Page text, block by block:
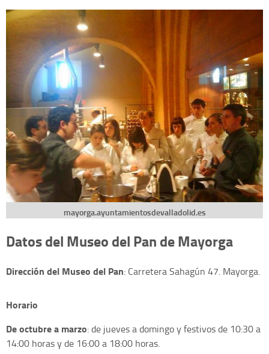
mayorga.ayuntamientosdevalladolid.es
Datos del Museo del Pan de Mayorga
Dirección del Museo del Pan: Carretera Sahagún 47. Mayorga.
Horario
De octubre a marzo: de jueves a domingo y festivos de 10:30 a
14:00 horas y de 16:00 a 18:00 horas.